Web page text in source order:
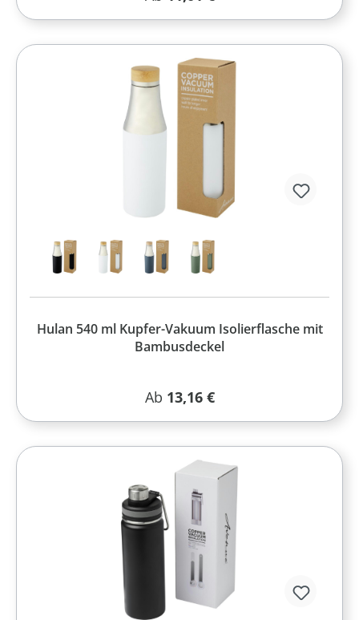
Hulan 540 ml Kupfer-Vakuum Isolierflasche mit
Bambusdeckel
Regulärer Preis:
Ab 13,16 €